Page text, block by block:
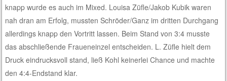
knapp wurde es auch im Mixed. Louisa Züfle/Jakob Kubik waren
nah dran am Erfolg, mussten Schröder/Ganz im dritten Durchgang
allerdings knapp den Vortritt lassen. Beim Stand von 3:4 musste
das abschließende Fraueneinzel entscheiden. L. Züfle hielt dem
Druck eindrucksvoll stand, ließ Kohl keinerlei Chance und machte
den 4:4-Endstand klar.